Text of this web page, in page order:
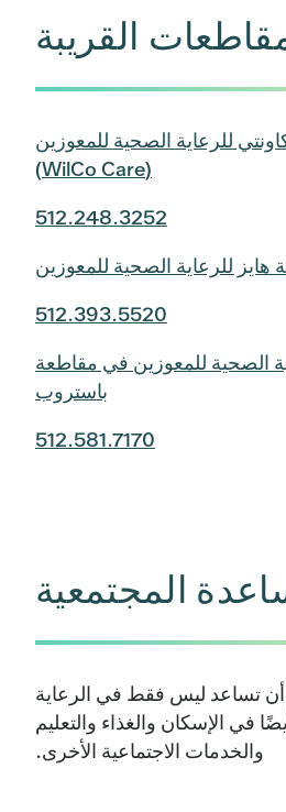
القريبة
للرعاية الصحية للمعوزين
(WilCo Care)
512.248.3252
هايز للرعاية الصحية للمعوزين
512.393.5520
الصحية للمعوزين في مقاطعة
باستروب
512.581.7170
المجتمعية
أن تساعد ليس فقط في الرعاية
في الإسكان والغذاء والتعليم
والخدمات الاجتماعية الأخرى.